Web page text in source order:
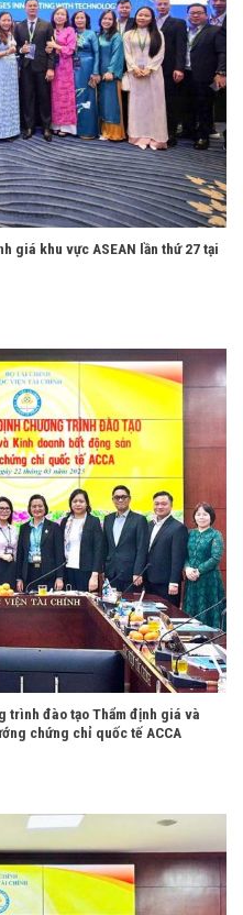
giá khu vực ASEAN lần thứ 27 tại
trình đào tạo Thẩm định giá và
chứng chỉ quốc tế ACCA